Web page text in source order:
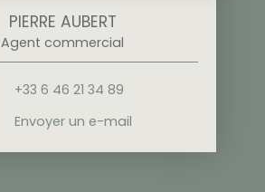
PIERRE AUBERT
Agent commercial
+33 6 46 21 34 89
Envoyer un e-mail